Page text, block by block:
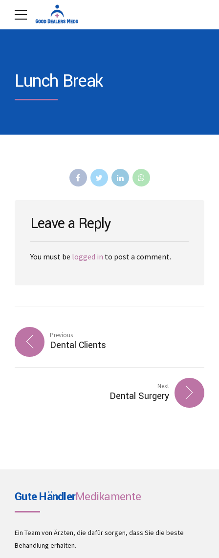
Lunch Break
Leave a Reply
You must be logged in to post a comment.
Previous
Dental Clients
Next
Dental Surgery
Gute HändlerMedikamente
Ein Team von Ärzten, die dafür sorgen, dass Sie die beste
Behandlung erhalten.